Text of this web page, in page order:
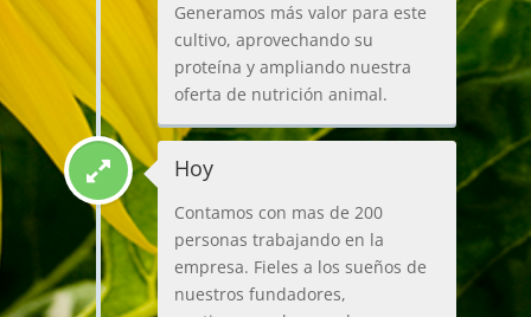
Generamos más valor para este
cultivo, aprovechando su
proteína y ampliando nuestra
oferta de nutrición animal.
Hoy
Contamos con mas de 200
personas trabajando en la
empresa. Fieles a los sueños de
nuestros fundadores,